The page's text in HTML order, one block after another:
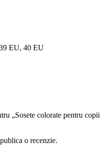
EU, 40 EU
„Sosete colorate pentru copii
o recenzie.